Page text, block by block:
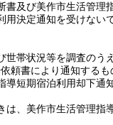
及び美作市生活管理
決定通知を受けない
帯状況等を調査の
頼書により通知するも
短期宿泊利用却下通
、美作市生活管理指